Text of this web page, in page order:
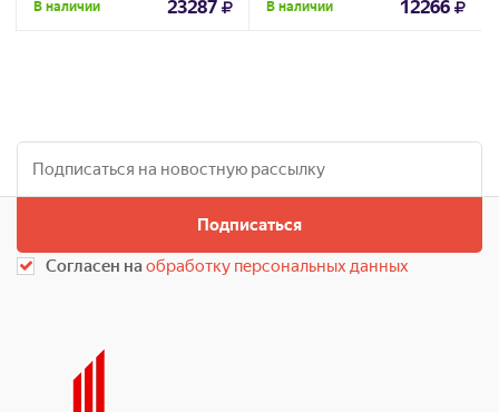
В наличии 23287 В наличии 12266
Подписаться
Согласен наобработку персональных данных